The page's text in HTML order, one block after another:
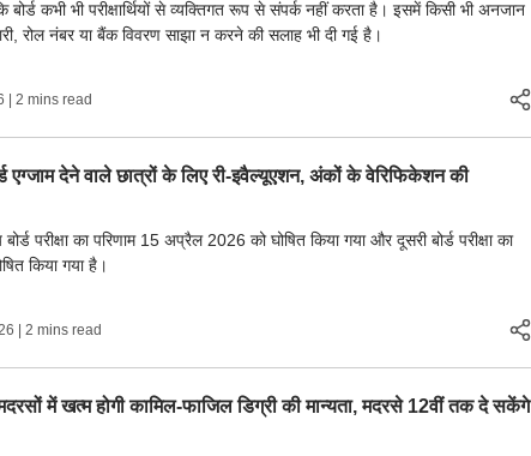
बोर्ड कभी भी परीक्षार्थियों से व्यक्तिगत रूप से संपर्क नहीं करता है। इसमें किसी भी अनजान
रोल नंबर या बैंक विवरण साझा न करने की सलाह भी दी गई है।
| 2 mins read
देने वाले छात्रों के लिए री-इवैल्यूएशन, अंकों के वेरिफिकेशन की
परीक्षा का परिणाम 15 अप्रैल 2026 को घोषित किया गया और दूसरी बोर्ड परीक्षा का
किया गया है।
| 2 mins read
में खत्म होगी कामिल-फाजिल डिग्री की मान्यता, मदरसे 12वीं तक दे सकेंगे